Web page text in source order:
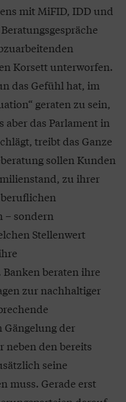
mit MiFID, IDD und
Korsett unterworfen.
das Gefühl hat, im
geraten zu sein,
aber das Parlament in
treibt das Ganze
sollen Kunden
zu ihrer
– sondern
Stellenwert
beraten ihre
zur nachhaltiger
Gängelung der
neben den bereits
seine
muss. Gerade erst